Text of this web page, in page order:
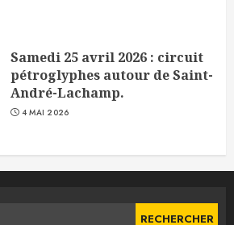
Samedi 25 avril 2026 : circuit
pétroglyphes autour de Saint-
André-Lachamp.
4 MAI 2026